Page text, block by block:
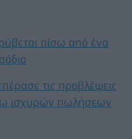
πίσω από ένα
τις προβλέψεις
ισχυρών πωλήσεων